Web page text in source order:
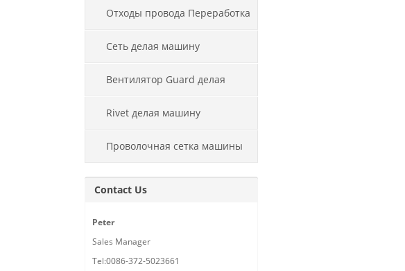
Отходы провода Переработка
машины
Сеть делая машину
Вентилятор Guard делая
машинуRivet делая машину
Проволочная сетка машины
Contact Us
Peter
Sales Manager
Tel:0086-372-5023661